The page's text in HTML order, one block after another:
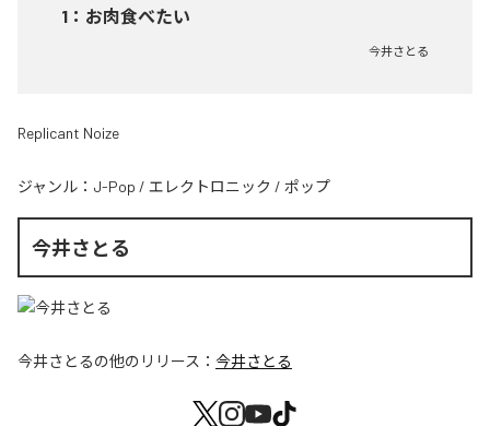
1 ： お肉食べたい
今井さとる
Replicant Noize
ジャンル： J-Pop / エレクトロニック / ポップ
今井さとる
今井さとるの他のリリース： 今井さとる